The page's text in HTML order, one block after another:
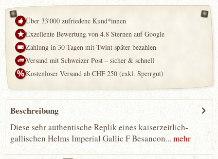
Über 33'000 zufriedene Kund*innen
Exzellente Bewertung von 4.8 Sternen auf Google
Zahlung in 30 Tagen mit Twint später bezahlen
Versand mit Schweizer Post – sicher & schnell
Kostenloser Versand ab CHF 250 (exkl. Sperrgut)
Beschreibung
Diese sehr authentische Replik eines kaiserzeitlich-
gallischen Helms Imperial Gallic F Besancon... mehr